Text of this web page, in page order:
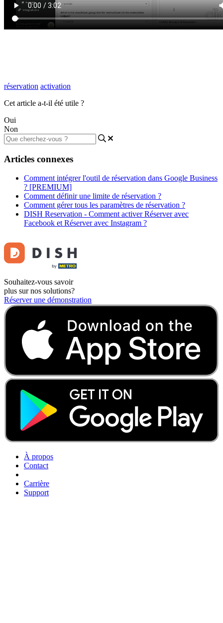
réservation activation
Cet article a-t-il été utile ?
Oui
Non
Articles connexes
Comment intégrer l'outil de réservation dans Google Business
? [PREMIUM]
Comment définir une limite de réservation ?
Comment gérer tous les paramètres de réservation ?
DISH Reservation - Comment activer Réserver avec
Facebook et Réserver avec Instagram ?
Souhaitez-vous savoir
plus sur nos solutions?
Réserver une démonstration
À propos
Contact
Carrière
Support